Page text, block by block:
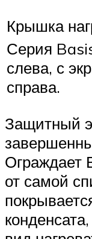
Крышка
Серия
слева, с
справа.
Защитный
Ограждает
от самой